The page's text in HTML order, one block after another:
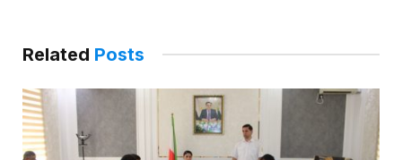
Related Posts